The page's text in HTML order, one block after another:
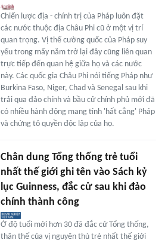
Chiến lược địa - chính trị của Pháp luôn đặt
các nước thuộc địa Châu Phi cũ ở một vị trí
quan trọng. Vị thế cường quốc của Pháp suy
yếu trong mấy năm trở lại đây cũng liên quan
trực tiếp đến quan hệ giữa họ và các nước
này. Các quốc gia Châu Phi nói tiếng Pháp như
Burkina Faso, Niger, Chad và Senegal sau khi
trải qua đảo chính và bầu cử chính phủ mới đã
có nhiều hành động mang tính 'hất cẳng' Pháp
và chứng tỏ quyền độc lập của họ.
Chân dung Tổng thống trẻ tuổi
nhất thế giới ghi tên vào Sách kỷ
lục Guinness, đắc cử sau khi đảo
chính thành công
Ở độ tuổi mới hơn 30 đã đắc cử Tổng thống,
thân thế của vị nguyên thủ trẻ nhất thế giới